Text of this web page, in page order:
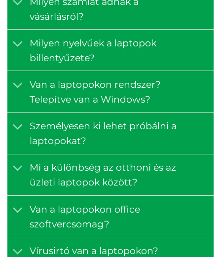
vásárlásról?
Milyen nyelvűek a laptopok
billentyűzete?
Van a laptopokon rendszer?
Telepítve van a Windows?
Személyesen ki lehet próbálni a
laptopokat?
Mi a különbség az otthoni és az
üzleti laptopok között?
Van a laptopokon office
szoftvercsomag?
Vírusirtó van a laptopokon?